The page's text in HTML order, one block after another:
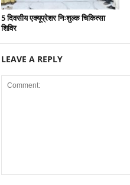
5 दिवसीय एक्यूप्रेशर निःशुल्क चिकित्सा
शिविर
LEAVE A REPLY